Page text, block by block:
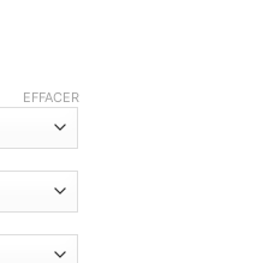
EFFACER